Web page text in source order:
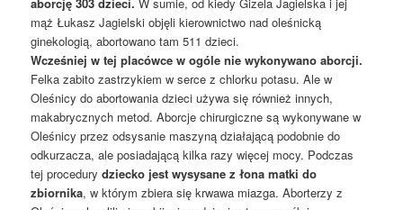
mąż Łukasz Jagielski objęli kierownictwo nad oleśnicką
ginekologią, abortowano tam 511 dzieci.
Wcześniej w tej placówce w ogóle nie wykonywano aborcji.
Felka zabito zastrzykiem w serce z chlorku potasu. Ale w
Oleśnicy do abortowania dzieci używa się również innych,
makabrycznych metod. Aborcje chirurgiczne są wykonywane w
Oleśnicy przez odsysanie maszyną działającą podobnie do
odkurzacza, ale posiadającą kilka razy więcej mocy. Podczas
tej procedury dziecko jest wysysane z łona matki do
zbiornika, w którym zbiera się krwawa miazga. Aborterzy z